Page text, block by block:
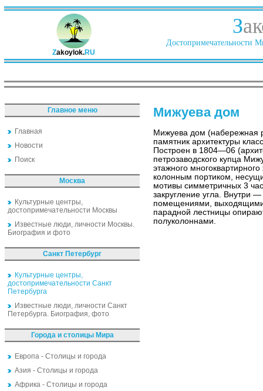
Zakoylok.RU
З
Достопримечательности
Главное меню
Главная
Новости
Поиск
Москва
Культурные центры,
достопримечательности Москвы
Известные люди, личности Москвы.
Биография и фото
Санкт Петербург
Культурные центры,
достопримечательности Санкт
Петербурга
Известные люди, личности Санкт
Петербурга. Биография, фото
Города и столицы Мира
Европа - Столицы и города
Азия - Столицы и города
Африка - Столицы и города
Мижуева дом
Мижуева дом (набережная
памятник архитектуры
Построен в 1804—06
петрозаводского купца
этажного
колонным портиком,
мотивы симметричных 3
закругление угла. Внутри
помещениями,
парадной лестницы
полуколоннами.